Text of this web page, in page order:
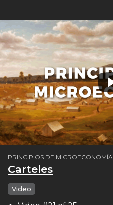
PRINCIPIOS DE MICROECONOMÍA
Carteles
Video